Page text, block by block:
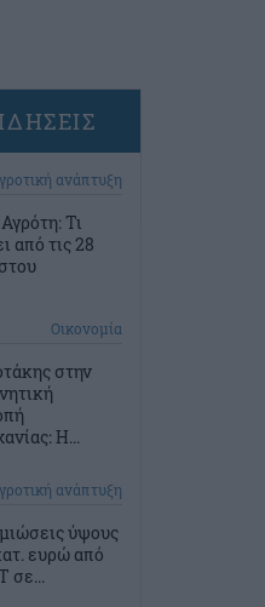
ανάπτυξη
Τι
από τις 28
Οικονομία
στην
Η...
ανάπτυξη
ύψους
ευρώ από
σε...